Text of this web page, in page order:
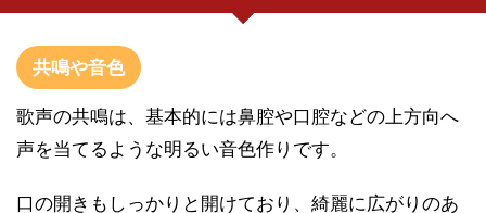
共鳴や音色
歌声の共鳴は、基本的には鼻腔や口腔などの上方向へ
声を当てるような明るい音色作りです。
口の開きもしっかりと開けており、綺麗に広がりのあ